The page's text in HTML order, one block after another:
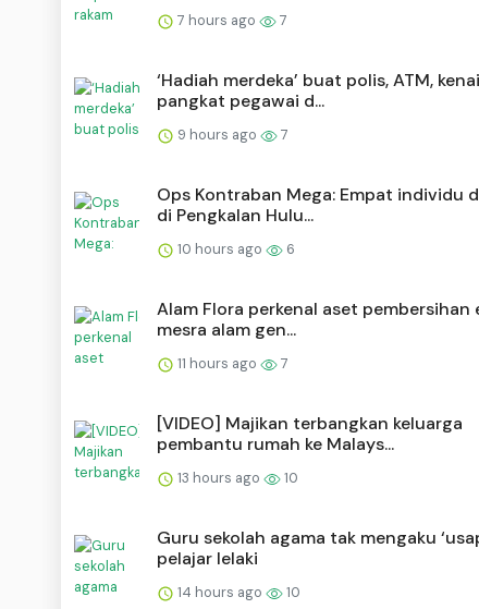
7 hours ago 7
‘Hadiah merdeka’ buat polis, ATM,
pangkat pegawai d...
9 hours ago 7
Ops Kontraban Mega: Empat individu
di Pengkalan Hulu...
10 hours ago 6
Alam Flora perkenal aset pembersihan
mesra alam gen...
11 hours ago 7
[VIDEO] Majikan terbangkan keluarga
pembantu rumah ke Malays...
13 hours ago 10
Guru sekolah agama tak mengaku
pelajar lelaki
14 hours ago 10